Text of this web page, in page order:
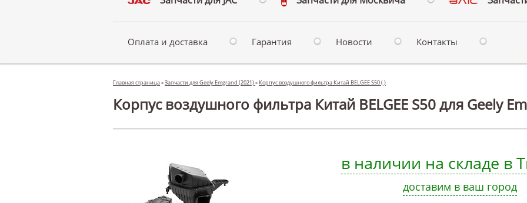
Оплата и доставка Гарантия Новости Контакты
Главная страница»Запчасти для Geely Emgrand (2021)» Корпус воздушного фильтра Китай BELGEE S50 ( )
Корпус воздушного фильтра Китай BELGEE S50 для Geely
в наличии на складе в
доставим в ваш город